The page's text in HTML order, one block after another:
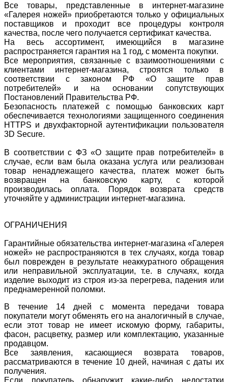
Все товары, представленные в интернет-магазине
«Галерея ножей» приобретаются только у официальных
поставщиков и проходит все процедуры контроля
качества, после чего получается сертификат качества.
На весь ассортимент, имеющийся в магазине
распространяется гарантия на 1 год, с момента покупки.
Все мероприятия, связанные с взаимоотношениями с
клиентами интернет-магазина, строятся только в
соответствии с законом РФ «О защите прав
потребителей» и на основании сопутствующих
Постановлений Правительства РФ.
Безопасность платежей с помощью банковских карт
обеспечивается технологиями защищенного соединения
HTTPS и двухфакторной аутентификации пользователя
3D Secure.
В соответствии с ФЗ «О защите прав потребителей» в
случае, если вам была оказана услуга или реализован
товар ненадлежащего качества, платеж может быть
возвращен на банковскую карту, с которой
производилась оплата. Порядок возврата средств
уточняйте у администрации интернет-магазина.
ОГРАНИЧЕНИЯ
Гарантийные обязательства интернет-магазина «Галерея
ножей» не распространяются в тех случаях, когда товар
был поврежден в результате неаккуратного обращения
или неправильной эксплуатации, т.е. в случаях, когда
изделие выходит из строя из-за перегрева, падения или
преднамеренной поломки.
В течение 14 дней с момента передачи товара
покупатели могут обменять его на аналогичный в случае,
если этот товар не имеет искомую форму, габариты,
фасон, расцветку, размер или комплектацию, указанные
продавцом.
Все заявления, касающиеся возврата товаров,
рассматриваются в течение 10 дней, начиная с даты их
получения.
Если покупатель обнаружит какие-либо недостатки